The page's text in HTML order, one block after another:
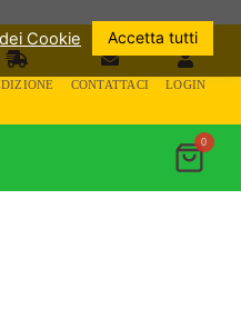
CONTATTACI LOGIN
0
Cookie Accetta tutti